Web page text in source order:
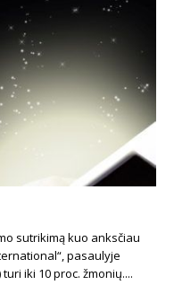
sutrikimą kuo anksčiau
pasaulyje
iki 10 proc. žmonių....